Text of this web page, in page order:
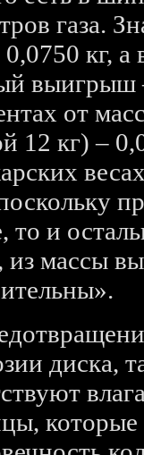
газа.
0,0750 кг, а
выигрыш
от
12 кг) –
то и
из массы
диска,